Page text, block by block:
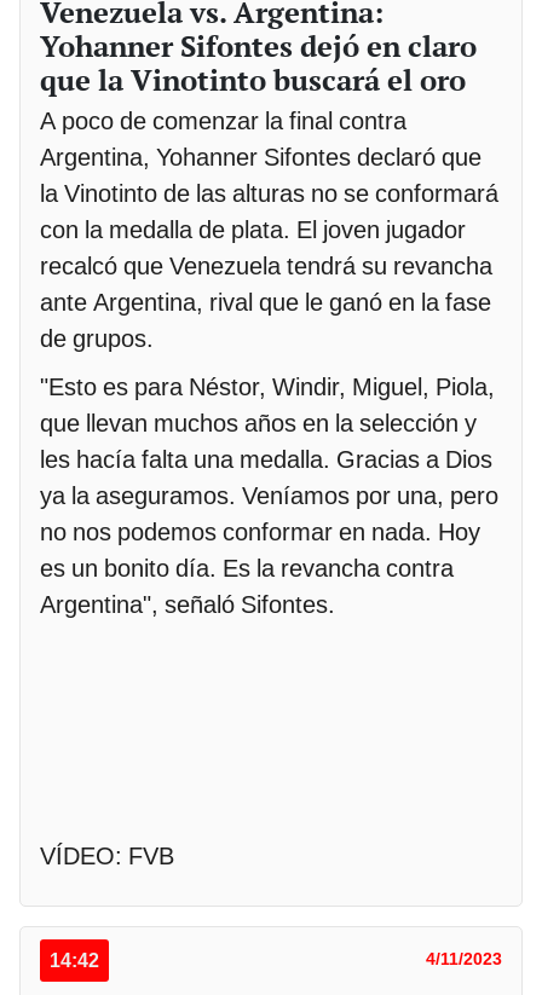
Venezuela vs. Argentina:
Yohanner Sifontes dejó en claro
que la Vinotinto buscará el oro
A poco de comenzar la final contra
Argentina, Yohanner Sifontes declaró que
la Vinotinto de las alturas no se conformará
con la medalla de plata. El joven jugador
recalcó que Venezuela tendrá su revancha
ante Argentina, rival que le ganó en la fase
de grupos.
"Esto es para Néstor, Windir, Miguel, Piola,
que llevan muchos años en la selección y
les hacía falta una medalla. Gracias a Dios
ya la aseguramos. Veníamos por una, pero
no nos podemos conformar en nada. Hoy
es un bonito día. Es la revancha contra
Argentina", señaló Sifontes.
VÍDEO: FVB
14:42 4/11/2023